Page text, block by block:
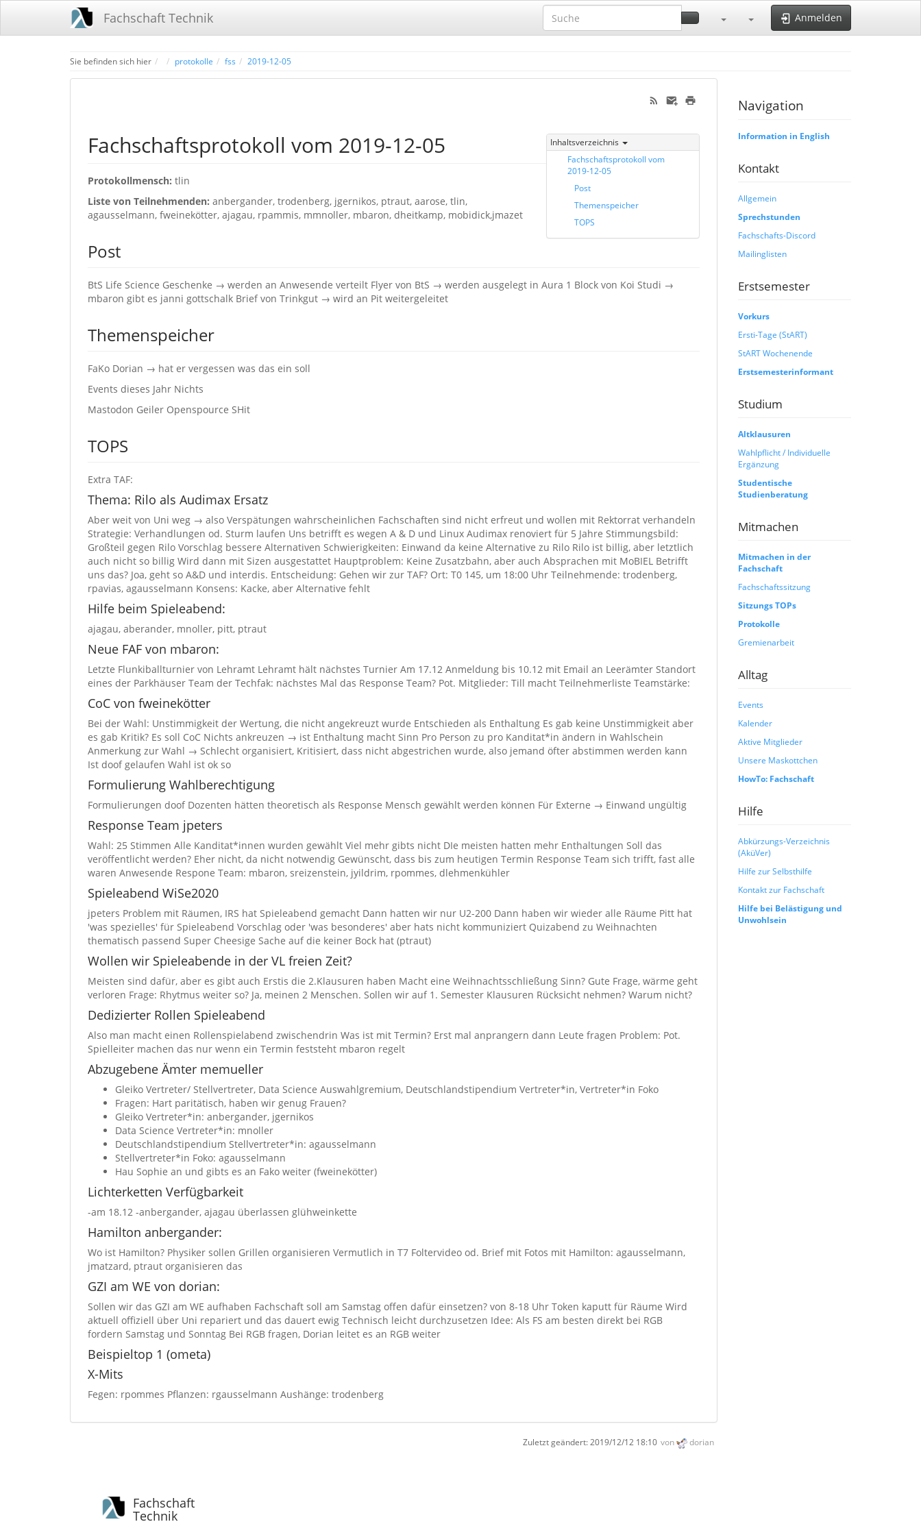
Fachschaft Technik Anmelden
Sie befinden sich hier Homeprotokolle fss 2019-12-05
Inhaltsverzeichnis
Fachschaftsprotokoll vom
2019-12-05
Post
Themenspeicher
TOPS
Fachschaftsprotokoll vom 2019-12-05
Protokollmensch: tlin
Liste von Teilnehmenden: anbergander, trodenberg, jgernikos, ptraut, aarose, tlin,
agausselmann, fweinekötter, ajagau, rpammis, mmnoller, mbaron, dheitkamp, mobidick,jmazet
Post
BtS Life Science Geschenke → werden an Anwesende verteilt Flyer von BtS → werden ausgelegt in Aura 1 Block von Koi Studi →
mbaron gibt es janni gottschalk Brief von Trinkgut → wird an Pit weitergeleitet
Themenspeicher
FaKo Dorian → hat er vergessen was das ein soll
Events dieses Jahr Nichts
Mastodon Geiler Openspource SHit
TOPS
Extra TAF:
Thema: Rilo als Audimax Ersatz
Aber weit von Uni weg → also Verspätungen wahrscheinlichen Fachschaften sind nicht erfreut und wollen mit Rektorrat verhandeln
Strategie: Verhandlungen od. Sturm laufen Uns betrifft es wegen A & D und Linux Audimax renoviert für 5 Jahre Stimmungsbild:
Großteil gegen Rilo Vorschlag bessere Alternativen Schwierigkeiten: Einwand da keine Alternative zu Rilo Rilo ist billig, aber letztlich
auch nicht so billig Wird dann mit Sizen ausgestattet Hauptproblem: Keine Zusatzbahn, aber auch Absprachen mit MoBIEL Betrifft
uns das? Joa, geht so A&D und interdis. Entscheidung: Gehen wir zur TAF? Ort: T0 145, um 18:00 Uhr Teilnehmende: trodenberg,
rpavias, agausselmann Konsens: Kacke, aber Alternative fehlt
Hilfe beim Spieleabend:
ajagau, aberander, mnoller, pitt, ptraut
Neue FAF von mbaron:
Letzte Flunkiballturnier von Lehramt Lehramt hält nächstes Turnier Am 17.12 Anmeldung bis 10.12 mit Email an Leerämter Standort
eines der Parkhäuser Team der Techfak: nächstes Mal das Response Team? Pot. Mitglieder: Till macht Teilnehmerliste Teamstärke:
CoC von fweinekötter
Bei der Wahl: Unstimmigkeit der Wertung, die nicht angekreuzt wurde Entschieden als Enthaltung Es gab keine Unstimmigkeit aber
es gab Kritik? Es soll CoC Nichts ankreuzen → ist Enthaltung macht Sinn Pro Person zu pro Kanditat*in ändern in Wahlschein
Anmerkung zur Wahl → Schlecht organisiert, Kritisiert, dass nicht abgestrichen wurde, also jemand öfter abstimmen werden kann
Ist doof gelaufen Wahl ist ok so
Formulierung Wahlberechtigung
Formulierungen doof Dozenten hätten theoretisch als Response Mensch gewählt werden können Für Externe → Einwand ungültig
Response Team jpeters
Wahl: 25 Stimmen Alle Kanditat*innen wurden gewählt Viel mehr gibts nicht DIe meisten hatten mehr Enthaltungen Soll das
veröffentlicht werden? Eher nicht, da nicht notwendig Gewünscht, dass bis zum heutigen Termin Response Team sich trifft, fast alle
waren Anwesende Respone Team: mbaron, sreizenstein, jyildrim, rpommes, dlehmenkühler
Spieleabend WiSe2020
jpeters Problem mit Räumen, IRS hat Spieleabend gemacht Dann hatten wir nur U2-200 Dann haben wir wieder alle Räume Pitt hat
'was spezielles' für Spieleabend Vorschlag oder 'was besonderes' aber hats nicht kommuniziert Quizabend zu Weihnachten
thematisch passend Super Cheesige Sache auf die keiner Bock hat (ptraut)
Wollen wir Spieleabende in der VL freien Zeit?
Meisten sind dafür, aber es gibt auch Erstis die 2.Klausuren haben Macht eine Weihnachtsschließung Sinn? Gute Frage, wärme geht
verloren Frage: Rhytmus weiter so? Ja, meinen 2 Menschen. Sollen wir auf 1. Semester Klausuren Rücksicht nehmen? Warum nicht?
Dedizierter Rollen Spieleabend
Also man macht einen Rollenspielabend zwischendrin Was ist mit Termin? Erst mal anprangern dann Leute fragen Problem: Pot.
Spielleiter machen das nur wenn ein Termin feststeht mbaron regelt
Abzugebene Ämter memueller
Gleiko Vertreter/ Stellvertreter, Data Science Auswahlgremium, Deutschlandstipendium Vertreter*in, Vertreter*in Foko
Fragen: Hart paritätisch, haben wir genug Frauen?
Gleiko Vertreter*in: anbergander, jgernikos
Data Science Vertreter*in: mnoller
Deutschlandstipendium Stellvertreter*in: agausselmann
Stellvertreter*in Foko: agausselmann
Hau Sophie an und gibts es an Fako weiter (fweinekötter)
Lichterketten Verfügbarkeit
-am 18.12 -anbergander, ajagau überlassen glühweinkette
Hamilton anbergander:
Wo ist Hamilton? Physiker sollen Grillen organisieren Vermutlich in T7 Foltervideo od. Brief mit Fotos mit Hamilton: agausselmann,
jmatzard, ptraut organisieren das
GZI am WE von dorian:
Sollen wir das GZI am WE aufhaben Fachschaft soll am Samstag offen dafür einsetzen? von 8-18 Uhr Token kaputt für Räume Wird
aktuell offiziell über Uni repariert und das dauert ewig Technisch leicht durchzusetzen Idee: Als FS am besten direkt bei RGB
fordern Samstag und Sonntag Bei RGB fragen, Dorian leitet es an RGB weiter
Beispieltop 1 (ometa)
X-Mits
Fegen: rpommes Pflanzen: rgausselmann Aushänge: trodenberg
Zuletzt geändert: 2019/12/12 18:10 von dorian
Navigation
Information in English
Kontakt
Allgemein
Sprechstunden
Fachschafts-Discord
Mailinglisten
Erstsemester
Vorkurs
Ersti-Tage (StART)
StART Wochenende
Erstsemesterinformant
Studium
Altklausuren
Wahlpflicht / Individuelle
Ergänzung
Studentische
Studienberatung
Mitmachen
Mitmachen in der
Fachschaft
Fachschaftssitzung
Sitzungs TOPs
Protokolle
Gremienarbeit
Alltag
Events
Kalender
Aktive Mitglieder
Unsere Maskottchen
HowTo: Fachschaft
Hilfe
Abkürzungs-Verzeichnis
(AküVer)
Hilfe zur Selbsthilfe
Kontakt zur Fachschaft
Hilfe bei Belästigung und
Unwohlsein
Fachschaft
Technik